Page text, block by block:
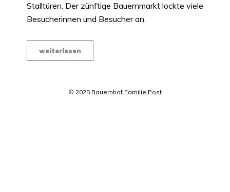
Stalltüren. Der zünftige Bauernmarkt lockte viele
Besucherinnen und Besucher an.
weiterlesen
© 2025 Bauernhof Familie Post